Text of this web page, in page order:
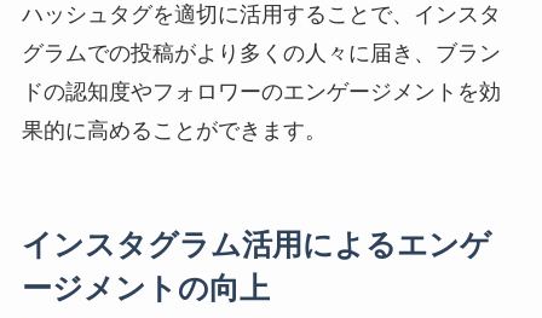
ハッシュタグを適切に活用することで、インスタ
グラムでの投稿がより多くの人々に届き、ブラン
ドの認知度やフォロワーのエンゲージメントを効
果的に高めることができます。
インスタグラム活用によるエンゲ
ージメントの向上